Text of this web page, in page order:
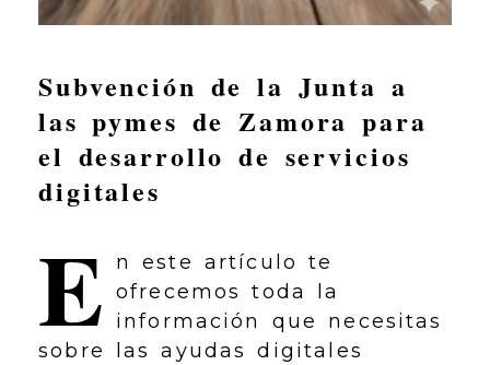
Subvención de la Junta a
las pymes de Zamora para
el desarrollo de servicios
digitales
E
n este artículo te
ofrecemos toda la
información que necesitas
sobre las ayudas digitales